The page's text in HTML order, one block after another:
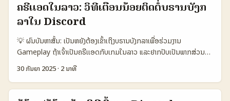
ຕ້ອງເຊື່ອມຕໍ່ກັບ narrative ແລະການສຶກສາຜົນຕອບຮັບ. ...
Gen Z). ແຕ່ກ່ອນທີ່ຈະຫຼຸດຄວາມກົງໄປ — ມີຄວາມສ່ຽງດ້ານຂໍ້ມູນ (Discord
ໄດ້ມີການແຈ້ງກ່ຽວກັບ breach ຂໍ້ມູນບໍລິການລ໌ແດ່ວ່າ, see
Multiplayer/TechTimes). ນີ້ຫມາຍເຖິງວ່າກ່ອນທີ່ຈະສົນທະນາຈຸດເປັນ
partner ກັບບຣານ, ຕ້ອງເຮັດແຜນເພື່ອປົກປ້ອງຄວາມສ່ຽງ. ໃນບົດນີ້ຈະຮອບ
ປະກອບ: ວິທີຄົ້ນຫາກຸ່ມ/ບຣານວີນີຊູເອລາໃນ Discord, ວິທີປົກປ້ອງຂໍ້ມູນ,
ແບບແນວທີ່ຈະສົນທະນາ flat-fee ແລະແນະນໍາ tool ເພື່ອຊ່ວຍໃຫ້ກົງໄດ້. 📊
comparison 🧩 Metric Discord Instagram WhatsApp 👥
ຄຣີເເອດໃນລາວ: ວິທີເຕືອນນ້ອຍຕິດຕໍ່ບຣານບັງກ
ລາໃນ Discord
💡 ຜົນບັນຫາສັ້ນ: ເປັນຫຍັງຕ້ອງເຂົ້າເຖິງບຣານບັງກລາເພື່ອຮ່ວມງານ
Gameplay ຖ້າເຈົ້າເປັນຄຣີເເອດກັບເກມໃນລາວ ແລະຢາກປັບເປັນພາກສ່ວນ
ຂອງການຮ່ວມງານແບບ Gameplay ກັບບຣານຈາກບັງກລາ, Discord ແມ່ນ
ແນວທາງທີ່ຄວນເລີ່ມ — ແຕ່ບໍ່ງ່າຍທັນເທື່ອ. ບາງບຣານອາດຈະຢູ່ໃນຊ່ອງທີ່ມີການ
ຄົບຄົວ, ບາງທີ່ມີນະໂຍບາບການຕິດຕໍ່ຈຳກັດ, ຫຼືບາງທີ່ມີການນຳໃຊ້ເຄື່ອງມືພາຍໃນ
ເພື່ອຮັບມືກັບ campaign ທີ່ສັບຊ້ອນ. ນີ້ແມ່ນເອກະຫານທີ່ຈະຊ່ວຍເຈົ້າອອກ
30 ກັນຍາ 2025· 2 ນາທີ